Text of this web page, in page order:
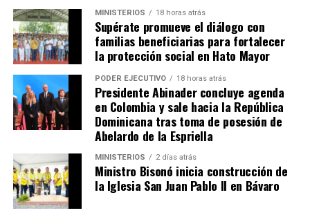
MINISTERIOS 18 horas atrás
Supérate promueve el diálogo con
familias beneficiarias para fortalecer
la protección social en Hato Mayor
PODER EJECUTIVO 18 horas atrás
Presidente Abinader concluye agenda
en Colombia y sale hacia la República
Dominicana tras toma de posesión de
Abelardo de la Espriella
MINISTERIOS 2 días atrás
Ministro Bisonó inicia construcción de
la Iglesia San Juan Pablo II en Bávaro